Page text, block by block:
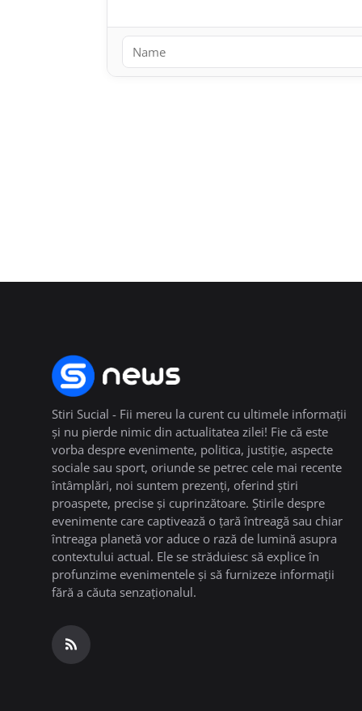
Stiri Sucial - Fii mereu la curent cu ultimele informații
și nu pierde nimic din actualitatea zilei! Fie că este
vorba despre evenimente, politica, justiție, aspecte
sociale sau sport, oriunde se petrec cele mai recente
întâmplări, noi suntem prezenți, oferind știri
proaspete, precise și cuprinzătoare. Știrile despre
evenimente care captivează o țară întreagă sau chiar
întreaga planetă vor aduce o rază de lumină asupra
contextului actual. Ele se străduiesc să explice în
profunzime evenimentele și să furnizeze informații
fără a căuta senzaționalul.